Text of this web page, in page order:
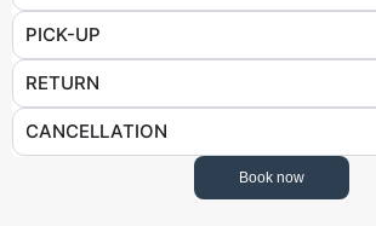
PICK-UP
RETURN
CANCELLATION
Book now